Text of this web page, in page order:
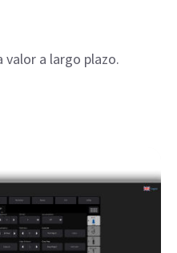
a largo plazo.